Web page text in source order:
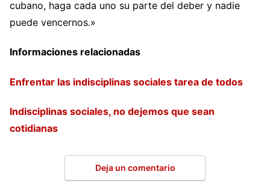
cubano, haga cada uno su parte del deber y nadie
puede vencernos.»
Informaciones relacionadas
Enfrentar las indisciplinas sociales tarea de todos
Indisciplinas sociales, no dejemos que sean
cotidianas
Deja un comentario